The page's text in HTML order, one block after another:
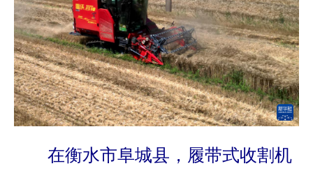
在衡水市阜城县，履带式收割机